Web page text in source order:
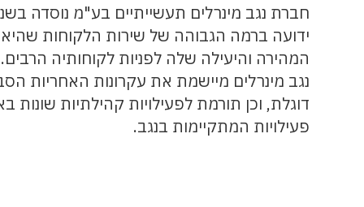
למפעל הסיד במישור רותם דרושים
מוסמכים.
עבודה במשמרות בוקר, חמישה ימים בשבוע.
ייתכנו קריאות בימי שישי ושבת.
הסעות מבאר שבע ערד ודימונה
ידועה ברמה הגבוהה של שירות הלקוחות
המהירה והיעילה שלה לפניות לקוחותיה הרבים.
נגב מינרלים מיישמת את עקרונות האחריות
דוגלת, וכן תורמת לפעילויות קהילתיות
פעילויות המתקיימות בנגב.